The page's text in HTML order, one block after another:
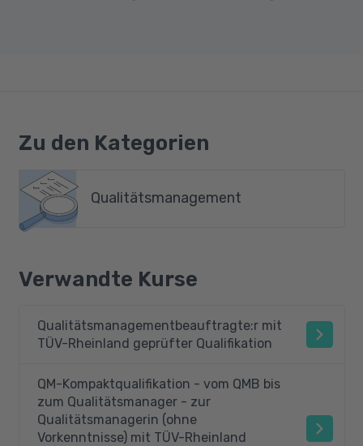
Zu den Kategorien
Qualitätsmanagement
Verwandte Kurse
Qualitätsmanagementbeauftragte:r mit
TÜV-Rheinland geprüfter Qualifikation
QM-Kompaktqualifikation - vom QMB bis
zum Qualitätsmanager - zur
Qualitätsmanagerin (ohne
Vorkenntnisse) mit TÜV-Rheinland